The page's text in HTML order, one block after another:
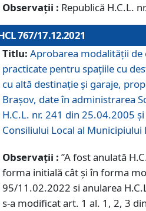
Observații : Republică H.C.L.
767/17.12.2021
Titlu: Aprobarea modalității de
practicate pentru spaţiile cu
cu altă destinaţie şi garaje,
Braşov, date în administrarea
H.C.L. nr. 241 din 25.04.2005
Consiliului Local al Municipiului
Observații : ”A fost anulată
forma initială cât și în forma
95/11.02.2022 si anularea
s-a modificat art. 1 al. 1, 2, 3